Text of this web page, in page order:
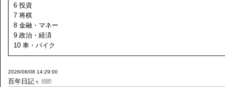
6 投資
7 将棋
8 金融・マネー
9 政治・経済
10 車・バイク
2026/08/08 14:29:00
百年日記